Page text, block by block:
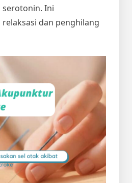
Ini
dan penghilang